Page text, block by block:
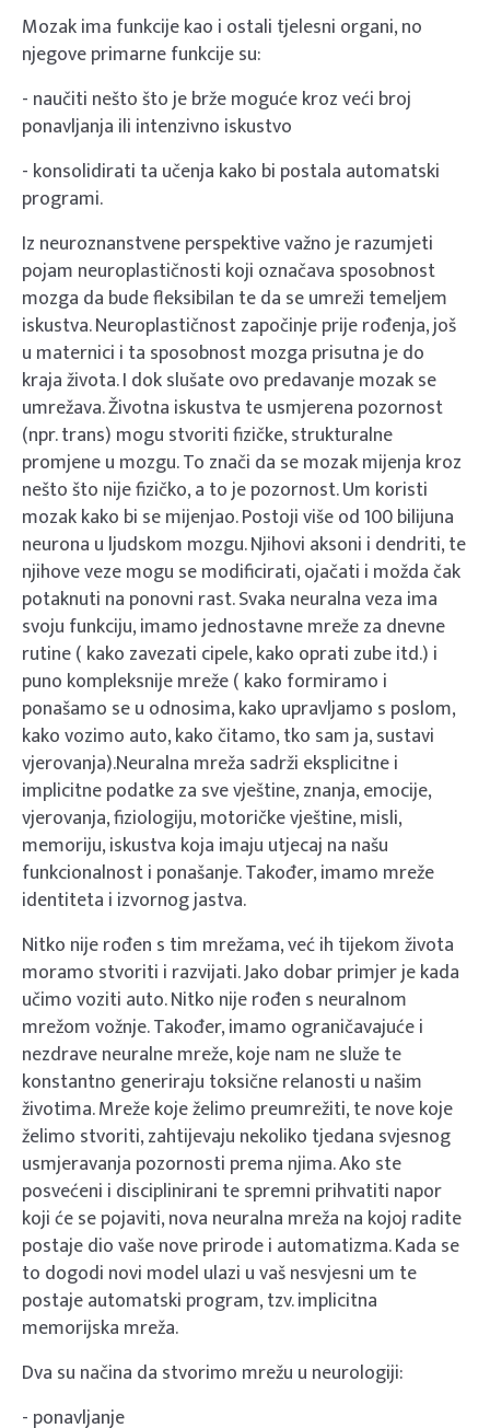
Mozak ima funkcije kao i ostali tjelesni organi, no
njegove primarne funkcije su:
- naučiti nešto što je brže moguće kroz veći broj
ponavljanja ili intenzivno iskustvo
- konsolidirati ta učenja kako bi postala automatski
programi.
Iz neuroznanstvene perspektive važno je razumjeti
pojam neuroplastičnosti koji označava sposobnost
mozga da bude fleksibilan te da se umreži temeljem
iskustva. Neuroplastičnost započinje prije rođenja, još
u maternici i ta sposobnost mozga prisutna je do
kraja života. I dok slušate ovo predavanje mozak se
umrežava. Životna iskustva te usmjerena pozornost
(npr. trans) mogu stvoriti fizičke, strukturalne
promjene u mozgu. To znači da se mozak mijenja kroz
nešto što nije fizičko, a to je pozornost. Um koristi
mozak kako bi se mijenjao. Postoji više od 100 bilijuna
neurona u ljudskom mozgu. Njihovi aksoni i dendriti, te
njihove veze mogu se modificirati, ojačati i možda čak
potaknuti na ponovni rast. Svaka neuralna veza ima
svoju funkciju, imamo jednostavne mreže za dnevne
rutine ( kako zavezati cipele, kako oprati zube itd.) i
puno kompleksnije mreže ( kako formiramo i
ponašamo se u odnosima, kako upravljamo s poslom,
kako vozimo auto, kako čitamo, tko sam ja, sustavi
vjerovanja).Neuralna mreža sadrži eksplicitne i
implicitne podatke za sve vještine, znanja, emocije,
vjerovanja, fiziologiju, motoričke vještine, misli,
memoriju, iskustva koja imaju utjecaj na našu
funkcionalnost i ponašanje. Također, imamo mreže
identiteta i izvornog jastva.
Nitko nije rođen s tim mrežama, već ih tijekom života
moramo stvoriti i razvijati. Jako dobar primjer je kada
učimo voziti auto. Nitko nije rođen s neuralnom
mrežom vožnje. Također, imamo ograničavajuće i
nezdrave neuralne mreže, koje nam ne služe te
konstantno generiraju toksične relanosti u našim
životima. Mreže koje želimo preumrežiti, te nove koje
želimo stvoriti, zahtijevaju nekoliko tjedana svjesnog
usmjeravanja pozornosti prema njima. Ako ste
posvećeni i disciplinirani te spremni prihvatiti napor
koji će se pojaviti, nova neuralna mreža na kojoj radite
postaje dio vaše nove prirode i automatizma. Kada se
to dogodi novi model ulazi u vaš nesvjesni um te
postaje automatski program, tzv. implicitna
memorijska mreža.
Dva su načina da stvorimo mrežu u neurologiji:
- ponavljanje